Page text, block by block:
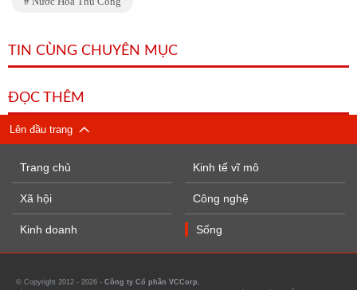
TIN CÙNG CHUYÊN MỤC
ĐỌC THÊM
Lên đầu trang
Trang chủ
Xã hội
Kinh doanh
Kinh tế vĩ mô
Công nghệ
Sống
© Copyright 2012 - 2026 - Công ty Cổ phần VCCorp.